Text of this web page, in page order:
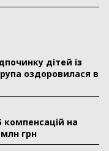
дітей із
оздоровилася в
компенсацій на
грн